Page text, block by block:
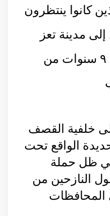
كانوا ينتظرون
مدينة تعز
عبر جولة القصر بعد ٩ سنوات من
خلفية القصف
الواقع تحت
ظل حملة
النازحين من
المحافظات